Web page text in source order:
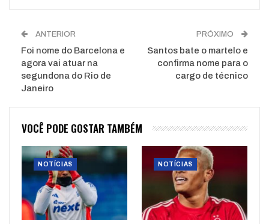
ANTERIOR
Foi nome do Barcelona e
agora vai atuar na
segundona do Rio de
Janeiro
PRÓXIMO
Santos bate o martelo e
confirma nome para o
cargo de técnico
VOCÊ PODE GOSTAR TAMBÉM
NOTÍCIAS NOTÍCIAS